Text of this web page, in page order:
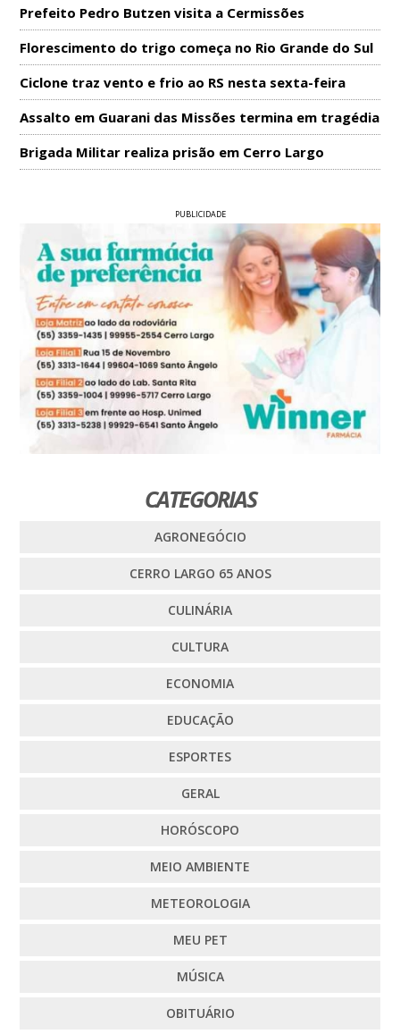
Prefeito Pedro Butzen visita a Cermissões
Florescimento do trigo começa no Rio Grande do Sul
Ciclone traz vento e frio ao RS nesta sexta-feira
Assalto em Guarani das Missões termina em tragédia
Brigada Militar realiza prisão em Cerro Largo
PUBLICIDADE
CATEGORIAS
AGRONEGÓCIO
CERRO LARGO 65 ANOS
CULINÁRIA
CULTURA
ECONOMIA
EDUCAÇÃO
ESPORTES
GERAL
HORÓSCOPO
MEIO AMBIENTE
METEOROLOGIA
MEU PET
MÚSICA
OBITUÁRIO